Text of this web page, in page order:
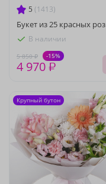
5 (1413)
Букет из 25 красных роз
В наличии
5 850 ₽ -15%
4 970 ₽
Крупный бутон